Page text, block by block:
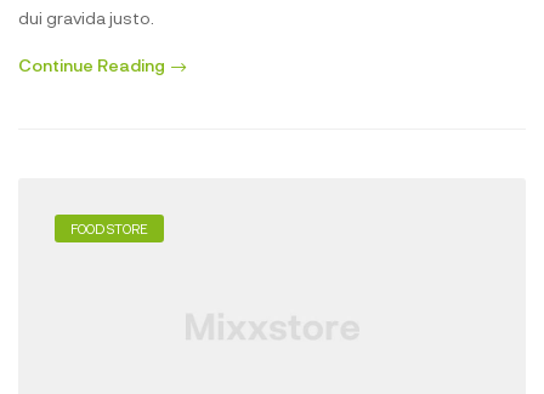
dui gravida justo.
Continue Reading
FOOD STORE